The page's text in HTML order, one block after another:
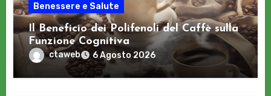
Benessere e Salute
Il Beneficio dei Polifenoli del Caffè sulla
Funzione Cognitiva
ctaweb 6 Agosto 2026